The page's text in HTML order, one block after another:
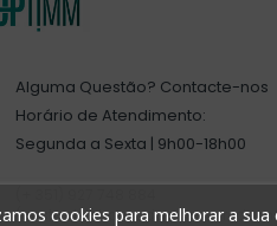
cookies para melhorar a
Alguma Questão? Contacte-nos
Horário de Atendimento:
Segunda a Sexta | 9h00-18h00
(custo de chamada para a rede